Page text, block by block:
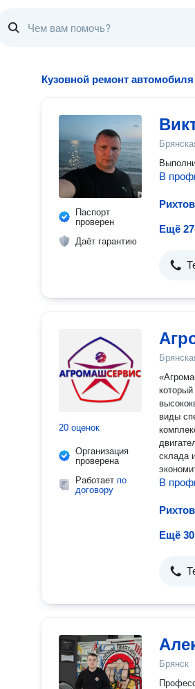
Кузовной ремонт автомобиля
Паспорт
проверен
Даёт гарантию
В
Ещё 27
20 оценок
Организация
проверена
Работает по
договору
виды
склада
В
Ещё 30
Брянск